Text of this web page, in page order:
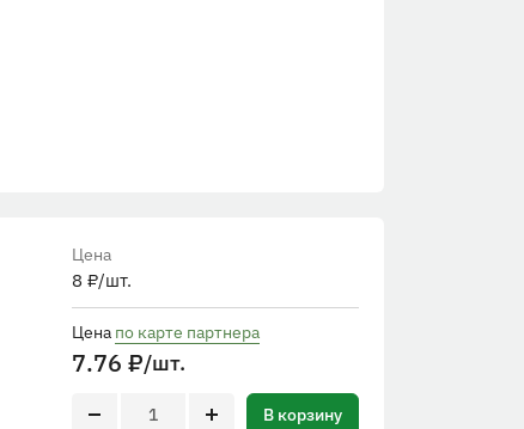
Цена
8 ₽/шт.
Цена по карте партнера
7.76 ₽/шт.
В корзину